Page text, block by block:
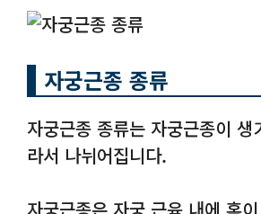
자궁근종 종류
자궁근종 종류는 자궁근종이 생
라서 나뉘어집니다.